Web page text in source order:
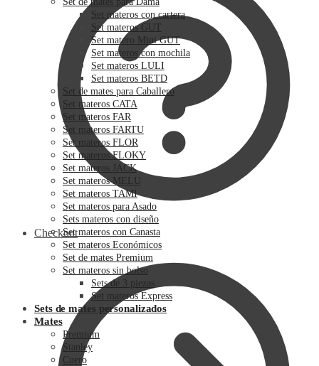
Checkout
Set materos con cartera
Set materos GUT
Set matero Mini GUT
Set materos con mochila
Set materos LULI
Set materos BETD
Set de mates para Caballero
Set materos CATA
Set materos FAR
Set materos FARTU
Set materos FLOR
Set materos FLOKY
Set materos JACK
Set materos MELU
Set materos TAMI
Set materos para Asado
Sets materos con diseño
Set materos con Canasta
Set materos Económicos
Set de mates Premium
Set materos sin bolso
Sets de 3 piezas
Set materos Express
Sets de mates personalizados
Mates
Premium
Stanley
Cuero